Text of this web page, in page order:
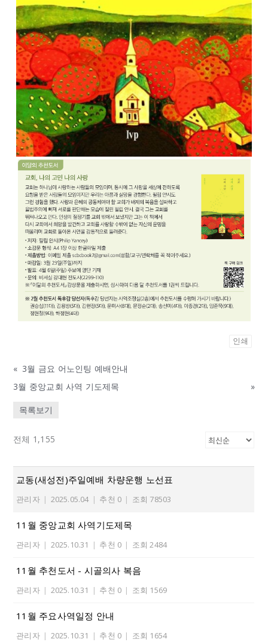
인쇄
« 3월 금요 어노인팅 예배안내
3월 중앙교회 사역 기도제목
»
목록보기
전체 1,155
교동(새성전)주일예배 차량운행 노선표
관리자 | 2025.05.04 | 추천 0 | 조회 78503
11월 중앙교회 사역기도제목
관리자 | 2025.10.31 | 추천 0 | 조회 2484
11월 추천도서 - 시골의사 복음
관리자 | 2025.10.31 | 추천 0 | 조회 1569
11월 주요사역일정 안내
관리자 | 2025.10.31 | 추천 0 | 조회 1654